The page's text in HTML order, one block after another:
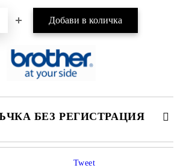
БЕЗ РЕГИСТРАЦИЯ
ПОПЪЛНЕТЕ 4 ПОЛЕТА
Tweet